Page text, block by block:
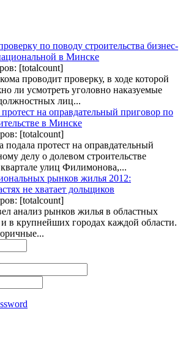
по поводу строительства бизнес-
в Минске
[totalcount]
проводит проверку, в ходе которой
ли усмотреть уголовно наказуемые
лиц...
на оправдательный приговор по
в Минске
[totalcount]
протест на оправдательный
делу о долевом строительстве
улиц Филимонова,...
рынков жилья 2012:
не хватает дольщиков
[totalcount]
анализ рынков жилья в областных
в крупнейших городах каждой области.